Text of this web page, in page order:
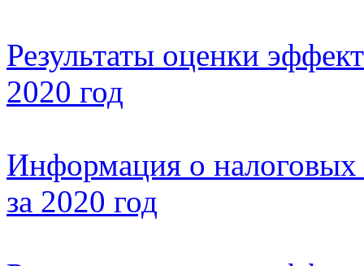
Результаты оценки
2020 год
Информация о
за 2020 год